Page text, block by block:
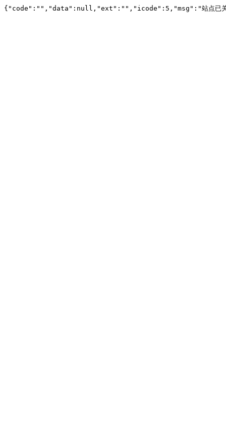
{"code":"","data":null,"ext":"","icode":5,"msg":"站